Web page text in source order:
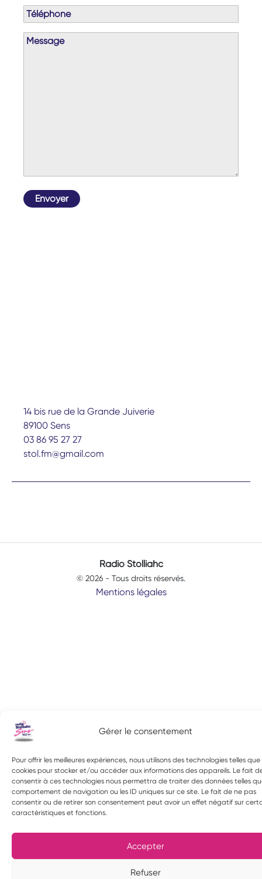
Gérer le consentement
Pour offrir les meilleures expériences, nous utilisons des technologies telles que
cookies pour stocker et/ou accéder aux informations des appareils. Le fait
consentir à ces technologies nous permettra de traiter des données telles
comportement de navigation ou les ID uniques sur ce site. Le fait de ne pas
consentir ou de retirer son consentement peut avoir un effet négatif sur
caractéristiques et fonctions.
Accepter
Refuser
14 bis rue de la Grande Juiverie
89100 Sens
03 86 95 27 27
stol.fm@gmail.com
Radio Stolliahc
© 2026 - Tous droits réservés.
Mentions légales